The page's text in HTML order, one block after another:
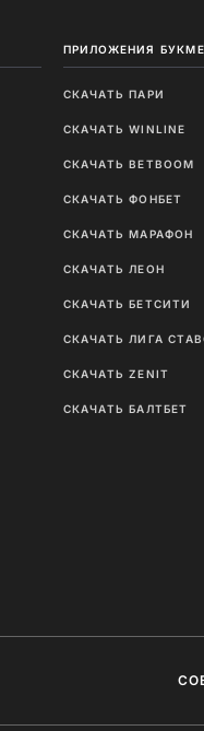
ПРИЛОЖЕНИЯ
СКАЧАТЬ ПАРИ
СКАЧАТЬ WINLINE
СКАЧАТЬ BETBOOM
СКАЧАТЬ ФОНБЕТ
СКАЧАТЬ МАРАФОН
СКАЧАТЬ ЛЕОН
СКАЧАТЬ БЕТСИТИ
СКАЧАТЬ ЛИГА
СКАЧАТЬ ZENIT
СКАЧАТЬ БАЛТБЕТ